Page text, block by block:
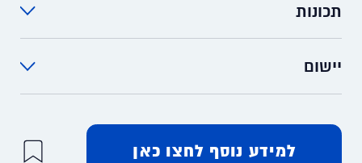
תכונות
ASTRO-DRAW A אמולסיה בעלת הדבקות מעולה
לשטח למתיחה וניקוב מתכות שונות ללא הכתמה
או חלודה.
יישום
ASTRO-DRAW A ניתן ליישם בהברשה, טבילה,
למידע נוסף לחצו כאן